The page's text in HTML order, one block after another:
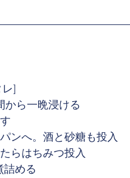
]
から一晩浸ける
ンへ。酒と砂糖も投入
らはちみつ投入
詰める